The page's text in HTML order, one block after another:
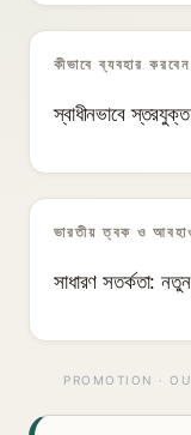
কীভাবে ব্যবহার করবেন
স্বাধীনভাবে
ভারতীয় ত্বক ও
সাধারণ সতর্কতা:
PROMOTION ·